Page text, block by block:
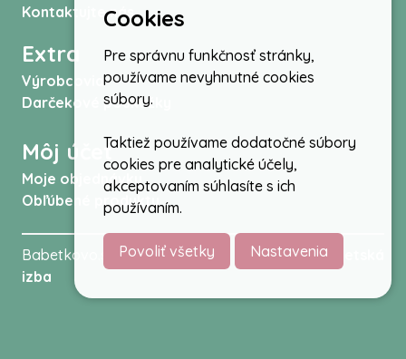
Kontaktujte nás
Extra
Výrobcovia
Darčekové poukážky
Môj účet
Moje objednávky
Obľúbené produkty
Babetkovo.sk © 2026 -Kočíky autosedačky,
izba
Cookies
Pre správnu funkčnosť stránky,
používame nevyhnutné cookies
súbory.
Taktiež používame dodatočné súbory
cookies pre analytické účely,
akceptovaním súhlasíte s ich
používaním.
Povoliť všetky Nastavenia